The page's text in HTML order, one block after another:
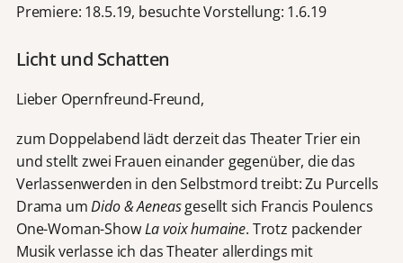
Premiere: 18.5.19, besuchte Vorstellung: 1.6.19
Licht und Schatten
Lieber Opernfreund-Freund,
zum Doppelabend lädt derzeit das Theater Trier ein
und stellt zwei Frauen einander gegenüber, die das
Verlassenwerden in den Selbstmord treibt: Zu Purcells
Drama umDido & Aeneasgesellt sich Francis Poulencs
One-Woman-ShowLa voix humaine. Trotz packender
Musik verlasse ich das Theater allerdings mit